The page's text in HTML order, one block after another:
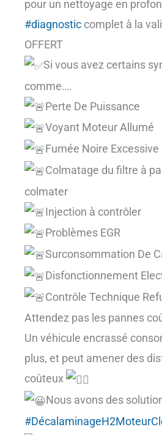
pour un nettoyage en
#diagnostic complet à la
OFFERT
Si vous avez certains
comme….
Perte De Puissance
Voyant Moteur Allumé
Fumée Noire Excessive
Colmatage du filtre à
colmater
Injection à contrôler
Problèmes EGR
Surconsommation De
Disfonctionnement
Contrôle Technique
Attendez pas les pannes
Un véhicule encrassé
plus, et peut amener des
coûteux
Nous avons des